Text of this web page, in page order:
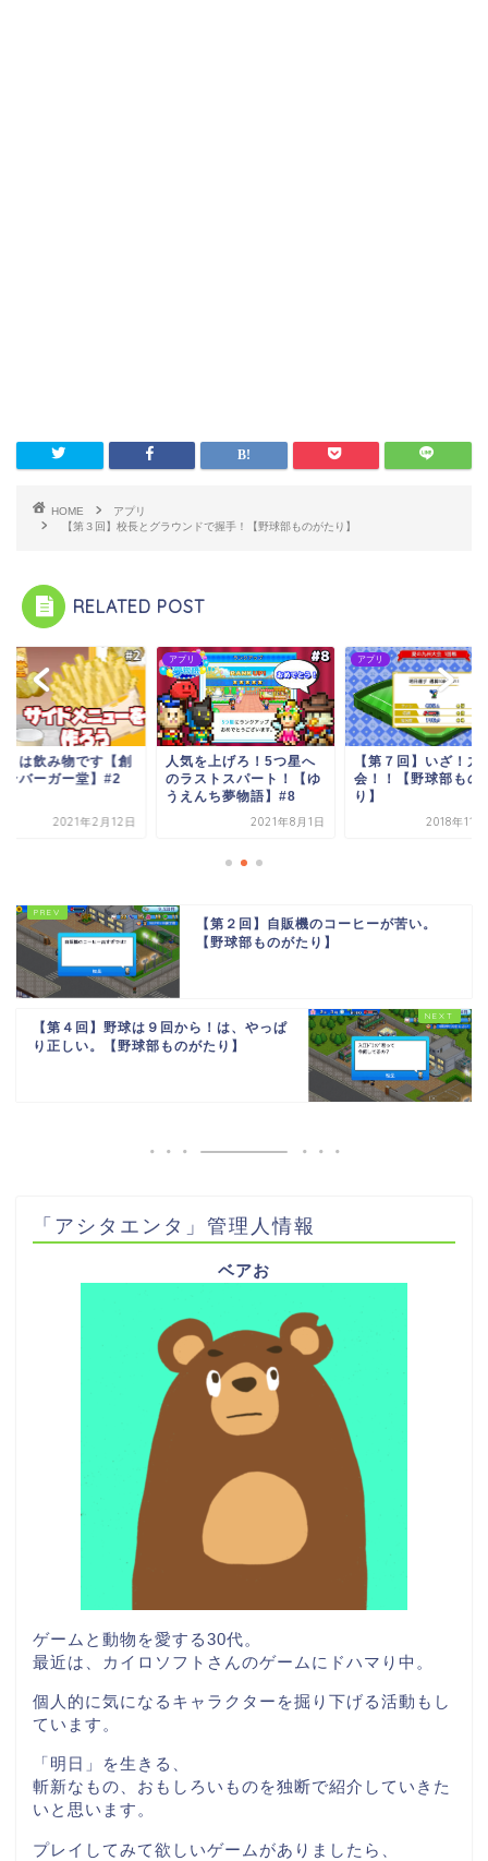
HOME
アプリ
【第３回】校長とグラウンドで握手！【野球部ものがたり】
RELATED POST
を上げろ！5つ星へ
ストスパート！【ゆ
2021年8月1日
アプリ
【第７回】いざ！九州大
会！！【野球部ものがた
り】
2018年11月22日
アプリ
ポテトは飲み物です
作ハンバーガー堂】
2021年2
【第２回】自販機のコーヒーが苦い。
【野球部ものがたり】
【第４回】野球は９回から！は、やっぱ
り正しい。【野球部ものがたり】
「アシタエンタ」管理人情報
ベアお
ゲームと動物を愛する30代。
最近は、カイロソフトさんのゲームにドハマり中。
個人的に気になるキャラクターを掘り下げる活動もし
ています。
「明日」を生きる、
斬新なもの、おもしろいものを独断で紹介していきた
いと思います。
プレイしてみて欲しいゲームがありましたら、